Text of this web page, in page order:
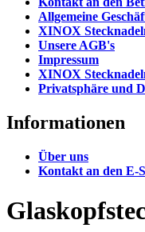
Allgemeine
XINOX
Unsere AGB's
Impressum
XINOX
Privatsphäre und
Informationen
Über uns
Kontakt an den E-